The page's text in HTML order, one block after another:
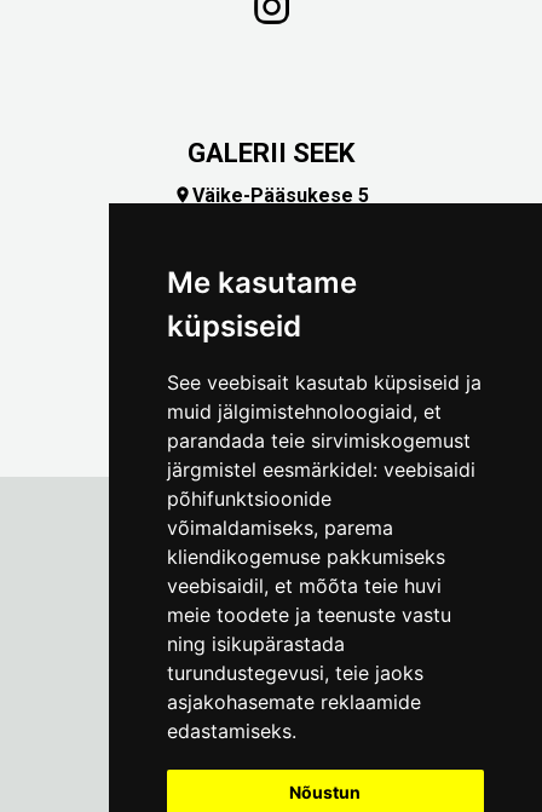
Me kasutame
küpsiseid
See veebisait kasutab küpsiseid ja
muid jälgimistehnoloogiaid, et
parandada teie sirvimiskogemust
järgmistel eesmärkidel: veebisaidi
põhifunktsioonide
võimaldamiseks, parema
kliendikogemuse pakkumiseks
veebisaidil, et mõõta teie huvi
meie toodete ja teenuste vastu
ning isikupärastada
turundustegevusi, teie jaoks
asjakohasemate reklaamide
edastamiseks.
Nõustun
GALERII SEEK
Väike-Pääsukese 5
Tallinna Linnamuuseum
Vene 17
E-R kell 9-17(+372) 610 4178
info@linnamuuseum.ee
Küpsisepoliitika